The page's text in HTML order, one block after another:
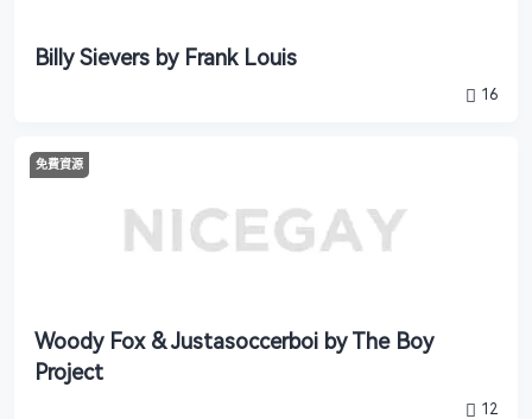
Billy Sievers by Frank Louis
16
免費資源
Woody Fox & Justasoccerboi by The Boy
Project
12